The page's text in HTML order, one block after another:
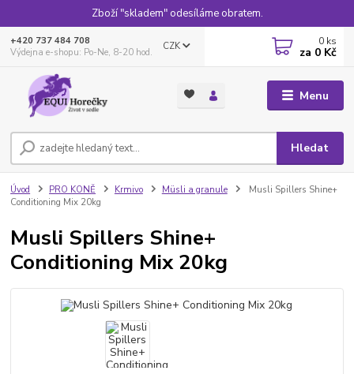
Zboží "skladem" odesíláme obratem.
Menu
CZK
Hledat
+420 737 484 708
Výdejna e-shopu: Po-Ne, 8-20 hod.
0 ks
za 0 Kč
Úvod PRO KONĚ Krmivo Müsli a granule
Musli Spillers Shine+
Conditioning Mix 20kg
Musli Spillers Shine+
Conditioning Mix 20kg